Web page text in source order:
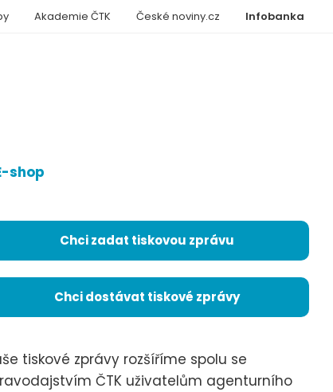
shop
Infobanka
Akademie ČTK České noviny.cz
Chci zadat tiskovou zprávu
Chci dostávat tiskové zprávy
tiskové zprávy rozšíříme spolu se
ČTK uživatelům agenturního